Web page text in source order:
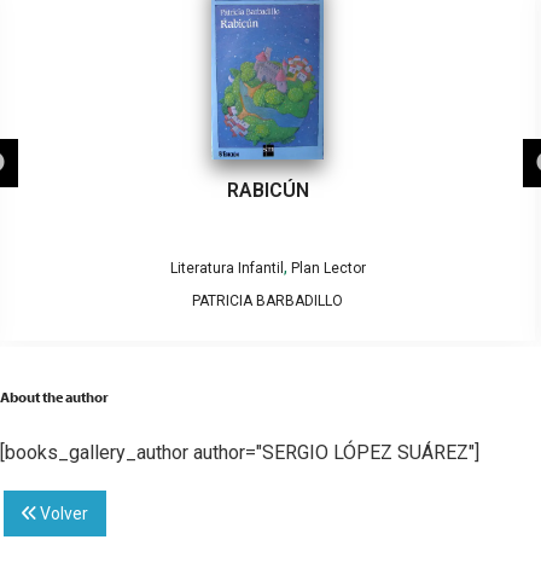
RABICÚN
Literatura Infantil , Plan Lector
PATRICIA BARBADILLO
About the author
[books_gallery_author author="SERGIO LÓPEZ SUÁREZ"]
Volver